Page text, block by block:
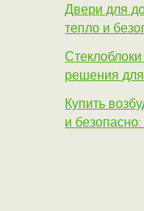
Двери для
тепло и
решения для
Купить
и